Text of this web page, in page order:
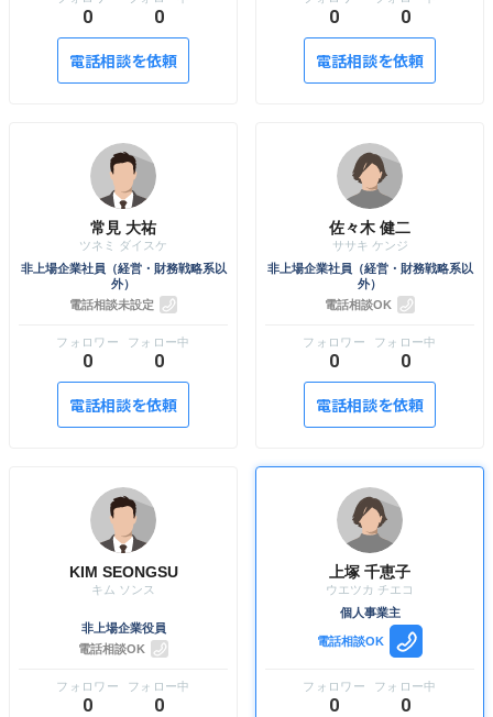
0 0
電話相談を依頼
0 0
電話相談を依頼
常見 大祐
非上場企業社員（経営・財務戦略系以
外）
電話相談未設定
0 0
電話相談を依頼
佐々木 健二
非上場企業社員（経営・財務戦略系以
外）
電話相談OK
0 0
電話相談を依頼
KIM SEONGSU
非上場企業役員
電話相談OK
0 0
上塚 千恵子
個人事業主
電話相談OK
0 0